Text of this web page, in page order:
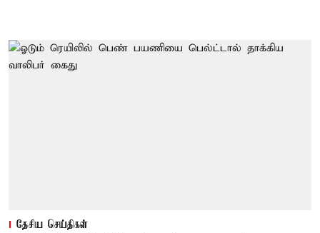
தேசிய செய்திகள்